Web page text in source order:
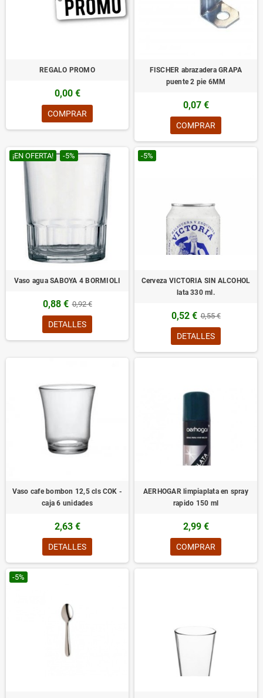
REGALO PROMO
0,00 €
COMPRAR
FISCHER abrazadera GRAPA
puente 2 pie 6MM
0,07 €
COMPRAR
¡EN OFERTA! -5%
Vaso agua SABOYA 4 BORMIOLI
0,88 € 0,92 €
DETALLES
-5%
Cerveza VICTORIA SIN ALCOHOL
lata 330 ml.
0,52 € 0,55 €
DETALLES
Vaso cafe bombon 12,5 cls COK -
caja 6 unidades
2,63 €
DETALLES
AERHOGAR limpiaplata en spray
rapido 150 ml
2,99 €
COMPRAR
-5%